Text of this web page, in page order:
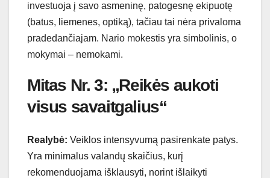
investuoja į savo asmeninę, patogesnę ekipuotę
(batus, liemenes, optiką), tačiau tai nėra privaloma
pradedančiajam. Nario mokestis yra simbolinis, o
mokymai – nemokami.
Mitas Nr. 3: „Reikės aukoti
visus savaitgalius“
Realybė: Veiklos intensyvumą pasirenkate patys.
Yra minimalus valandų skaičius, kurį
rekomenduojama išklausyti, norint išlaikyti